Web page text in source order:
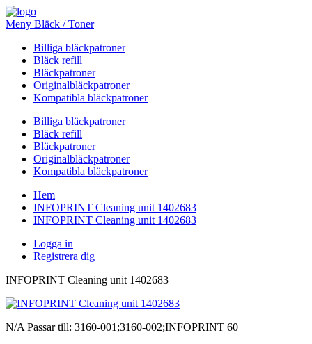
Meny Bläck / Toner
Billiga bläckpatroner
Bläck refill
Bläckpatroner
Originalbläckpatroner
Kompatibla bläckpatroner
Billiga bläckpatroner
Bläck refill
Bläckpatroner
Originalbläckpatroner
Kompatibla bläckpatroner
Hem
INFOPRINT Cleaning unit 1402683
INFOPRINT Cleaning unit 1402683
Logga in
Registrera dig
INFOPRINT Cleaning unit 1402683
N/A Passar till: 3160-001;3160-002;INFOPRINT 60